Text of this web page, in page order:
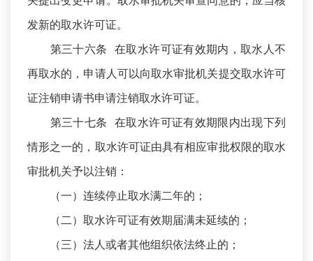
发新的取水许可证。
第三十六条 在取水许可证有效期内，取水人不
再取水的，申请人可以向取水审批机关提交取水许可
证注销申请书申请注销取水许可证。
第三十七条 在取水许可证有效期限内出现下列
情形之一的，取水许可证由具有相应审批权限的取水
审批机关予以注销：
（一）连续停止取水满二年的；
（二）取水许可证有效期届满未延续的；
（三）法人或者其他组织依法终止的；